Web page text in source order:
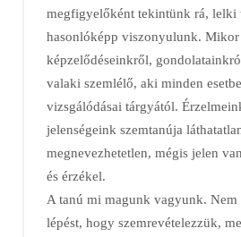
megfigyelőként tekintünk rá, lelki
hasonlóképp viszonyulunk.
képzelődéseinkről,
valaki szemlélő, aki minden
vizsgálódásai tárgyától.
jelenségeink szemtanúja
megnevezhetetlen, mégis jelen
és érzékel.
A tanú mi magunk vagyunk.
lépést, hogy szemrevételezzük,